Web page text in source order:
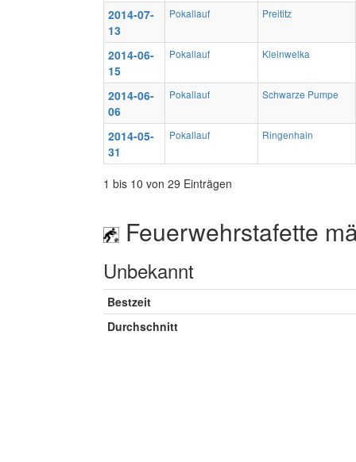
2014-07-
13
Pokallauf Preititz
2014-06-
15
Pokallauf Kleinwelka
2014-06-
06
Pokallauf Schwarze Pumpe
2014-05-
31
Pokallauf Ringenhain
1 bis 10 von 29 Einträgen
Feuerwehrstafette
Unbekannt
Bestzeit
Durchschnitt